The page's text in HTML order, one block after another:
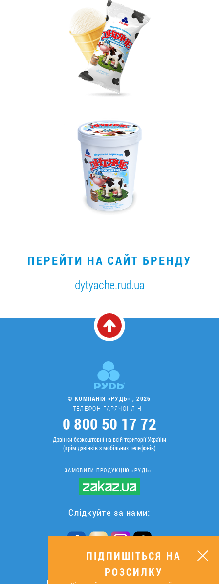
ПЕРЕЙТИ НА САЙТ БРЕНДУ
dytyache.rud.ua
© КОМПАНІЯ «РУДЬ» , 2026
ТЕЛЕФОН ГАРЯЧОЇ ЛІНІЇ
0 800 50 17 72
Дзвінки безкоштовні на всій території України
(крім дзвінків з мобільних телефонів)
ЗАМОВИТИ ПРОДУКЦІЮ «РУДЬ»:
Слідкуйте за нами:
ПІДПИШІТЬСЯ НА РОЗСИЛКУ
ПІДПИШІТЬСЯ НА
РОЗСИЛКУ